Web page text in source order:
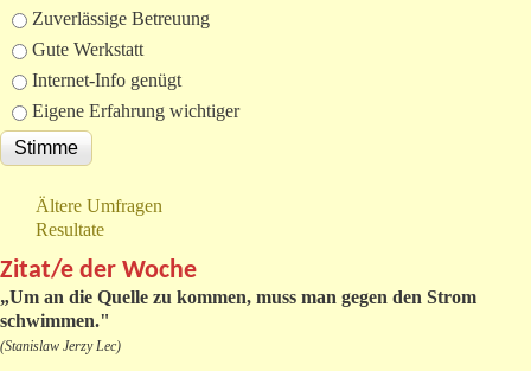
Zuverlässige Betreuung
Gute Werkstatt
Internet-Info genügt
Eigene Erfahrung wichtiger
Ältere Umfragen
Resultate
Zitat/e der Woche
„Um an die Quelle zu kommen, muss man gegen den Strom
schwimmen."
(Stanislaw Jerzy Lec)